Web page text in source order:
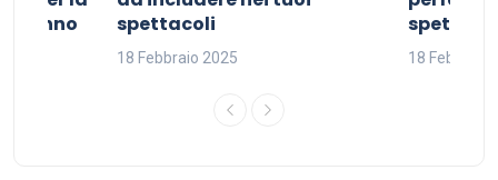
sonno
spettacoli
18 Febbraio 2025 18 Febbraio